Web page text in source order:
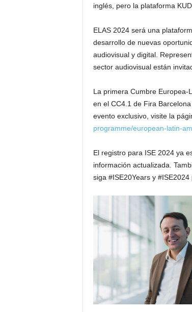
inglés, pero la plataforma
ELAS 2024 será una
desarrollo de nuevas
audiovisual y digital.
sector audiovisual están
La primera Cumbre Europea-
en el CC4.1 de Fira
evento exclusivo, visite la
programme/european-latin-
El registro para ISE 2024 ya
información actualizada.
siga #ISE20Years y